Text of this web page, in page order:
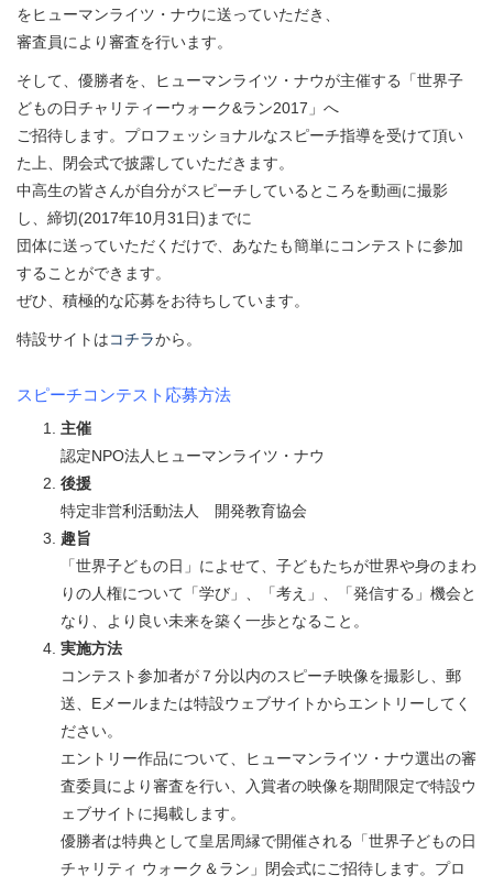
をヒューマンライツ・ナウに送っていただき、
審査員により審査を行います。
そして、優勝者を、ヒューマンライツ・ナウが主催する「世界子
どもの日チャリティーウォーク&ラン2017」へ
ご招待します。プロフェッショナルなスピーチ指導を受けて頂い
た上、閉会式で披露していただきます。
中高生の皆さんが自分がスピーチしているところを動画に撮影
し、締切(2017年10月31日)までに
団体に送っていただくだけで、あなたも簡単にコンテストに参加
することができます。
ぜひ、積極的な応募をお待ちしています。
特設サイトはコチラから。
スピーチコンテスト応募方法
主催
認定NPO法人ヒューマンライツ・ナウ
後援
特定非営利活動法人 開発教育協会
趣旨
「世界子どもの日」によせて、子どもたちが世界や身のまわ
りの人権について「学び」、「考え」、「発信する」機会と
なり、より良い未来を築く一歩となること。
実施方法
コンテスト参加者が７分以内のスピーチ映像を撮影し、郵
送、Eメールまたは特設ウェブサイトからエントリーしてく
ださい。
エントリー作品について、ヒューマンライツ・ナウ選出の審
査委員により審査を行い、入賞者の映像を期間限定で特設ウ
ェブサイトに掲載します。
優勝者は特典として皇居周縁で開催される「世界子どもの日
チャリティ ウォーク＆ラン」閉会式にご招待します。プロ